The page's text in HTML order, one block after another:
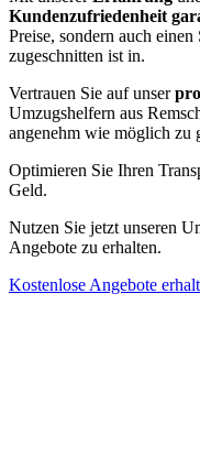
Kundenzufriedenheit
Preise, sondern auch
zugeschnitten ist in.
Vertrauen Sie auf unser
Umzugshelfern aus
angenehm wie möglich zu
Optimieren Sie Ihren
Geld.
Nutzen Sie jetzt unseren
Angebote zu erhalten.
Kostenlose Angebote